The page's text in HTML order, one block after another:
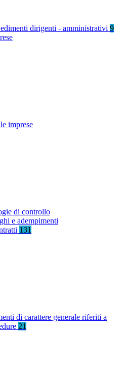
dirigenti - amministrativi 9
imprese
di controllo
e adempimenti
131
di carattere generale riferiti a
21